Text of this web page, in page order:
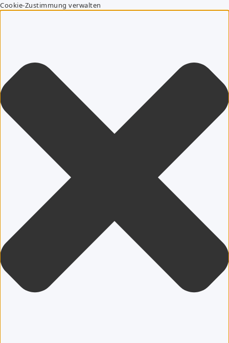
Cookie-Zustimmung verwalten